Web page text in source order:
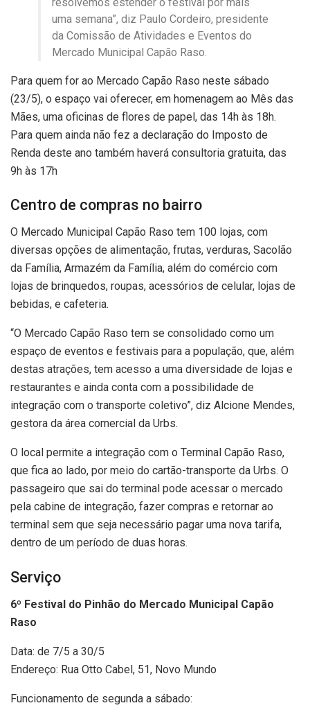
uma semana”, diz Paulo Cordeiro, presidente
da Comissão de Atividades e Eventos do
Mercado Municipal Capão Raso.
Para quem for ao Mercado Capão Raso neste sábado
(23/5), o espaço vai oferecer, em homenagem ao Mês das
Mães, uma oficinas de flores de papel, das 14h às 18h.
Para quem ainda não fez a declaração do Imposto de
Renda deste ano também haverá consultoria gratuita, das
9h às 17h
Centro de compras no bairro
O Mercado Municipal Capão Raso tem 100 lojas, com
diversas opções de alimentação, frutas, verduras, Sacolão
da Família, Armazém da Família, além do comércio com
lojas de brinquedos, roupas, acessórios de celular, lojas de
bebidas, e cafeteria.
“O Mercado Capão Raso tem se consolidado como um
espaço de eventos e festivais para a população, que, além
destas atrações, tem acesso a uma diversidade de lojas e
restaurantes e ainda conta com a possibilidade de
integração com o transporte coletivo”, diz Alcione Mendes,
gestora da área comercial da Urbs.
O local permite a integração com o Terminal Capão Raso,
que fica ao lado, por meio do cartão-transporte da Urbs. O
passageiro que sai do terminal pode acessar o mercado
pela cabine de integração, fazer compras e retornar ao
terminal sem que seja necessário pagar uma nova tarifa,
dentro de um período de duas horas.
Serviço
6º Festival do Pinhão do Mercado Municipal Capão
Raso
Data: de 7/5 a 30/5
Endereço: Rua Otto Cabel, 51, Novo Mundo
Funcionamento de segunda a sábado: